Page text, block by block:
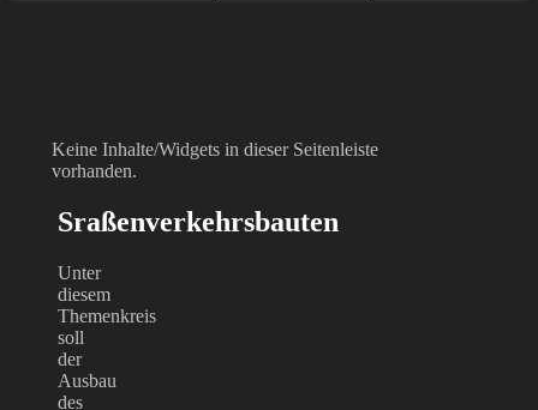
Keine Inhalte/Widgets in dieser Seitenleiste
vorhanden.
Sraßenverkehrsbauten
Unter
diesem
Themenkreis
soll
der
Ausbau
des